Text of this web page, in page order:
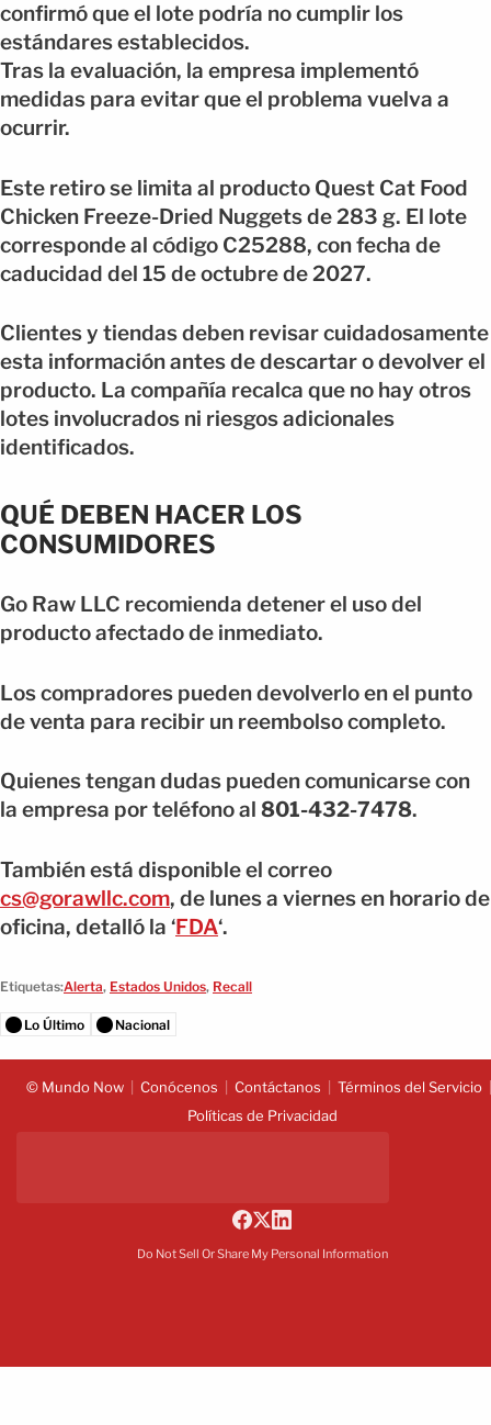
confirmó que el lote podría no cumplir los
estándares establecidos.
Tras la evaluación, la empresa implementó
medidas para evitar que el problema vuelva a
ocurrir.
Este retiro se limita al producto Quest Cat Food
Chicken Freeze-Dried Nuggets de 283 g. El lote
corresponde al código C25288, con fecha de
caducidad del 15 de octubre de 2027.
Clientes y tiendas deben revisar cuidadosamente
esta información antes de descartar o devolver el
producto. La compañía recalca que no hay otros
lotes involucrados ni riesgos adicionales
identificados.
QUÉ DEBEN HACER LOS
CONSUMIDORES
Go Raw LLC recomienda detener el uso del
producto afectado de inmediato.
Los compradores pueden devolverlo en el punto
de venta para recibir un reembolso completo.
Quienes tengan dudas pueden comunicarse con
la empresa por teléfono al 801-432-7478.
También está disponible el correo
cs@gorawllc.com, de lunes a viernes en horario de
oficina, detalló la ‘FDA‘.
Etiquetas:Alerta, Estados Unidos, Recall
Lo Último Nacional
© Mundo Now Conócenos Contáctanos
Términos del Servicio
Políticas de Privacidad
Do Not Sell Or Share My Personal Information